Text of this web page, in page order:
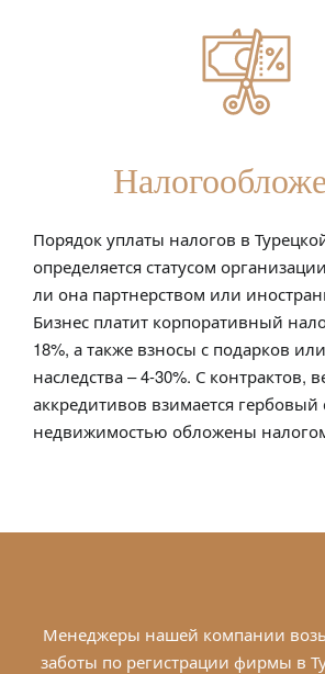
Порядок уплаты налогов в
определяется статусом
ли она партнерством или
Бизнес платит корпоративный
18%, а также взносы с подарков
наследства – 4-30%. С контрактов,
аккредитивов взимается гербовый
недвижимостью обложены
Менеджеры нашей компании
заботы по регистрации фирмы в